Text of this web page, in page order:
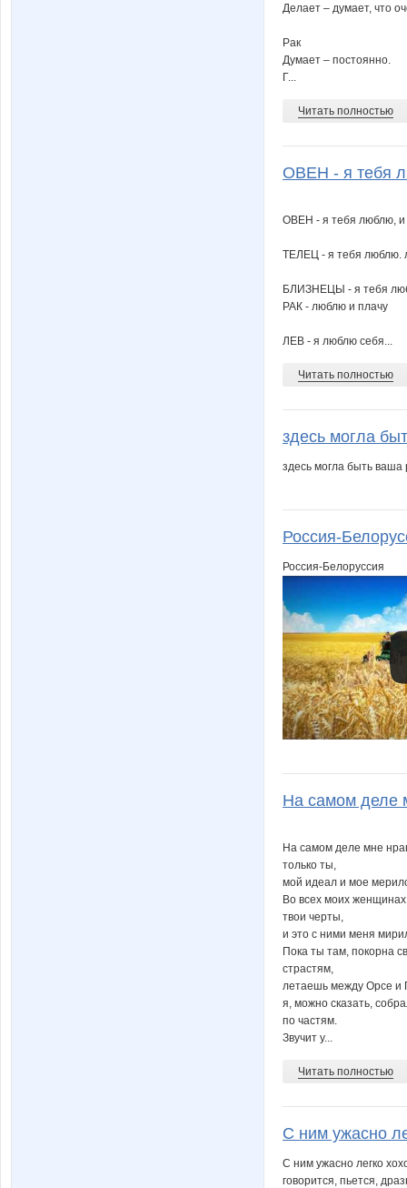
Делает – думает, что
Рак
Думает – постоянно.
Г...
Читать полностью
ОВЕН - я тебя
ОВЕН - я тебя люблю, и
ТЕЛЕЦ - я тебя люблю.
БЛИЗНЕЦЫ - я тебя
РАК - люблю и плачу
ЛЕВ - я люблю себя...
Читать полностью
здесь могла
здесь могла быть ваша
Россия-
Россия-Белоруссия
На самом деле
На самом деле мне
только ты,
мой идеал и мое
Во всех моих
твои черты,
и это с ними меня
Пока ты там, покорна
страстям,
летаешь между Орсе и
я, можно сказать,
по частям.
Звучит у...
Читать полностью
С ним ужасно
С ним ужасно легко
говорится, пьется,